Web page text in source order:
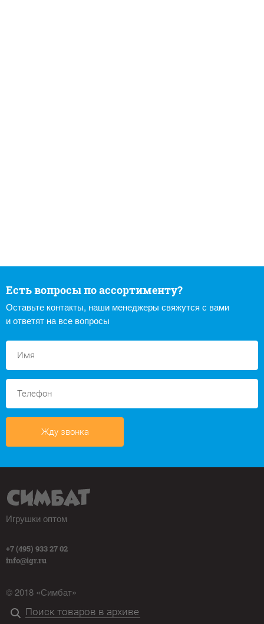
Есть вопросы по ассортименту?
Оставьте контакты, наши менеджеры свяжутся с вами
и ответят на все вопросы
Жду звонка
Игрушки оптом
+7 (495) 933 27 02
info@igr.ru
© 2018 «Симбат»